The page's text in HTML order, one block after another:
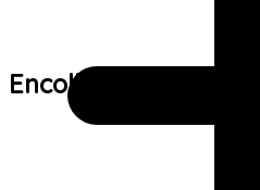
Encolhimento: